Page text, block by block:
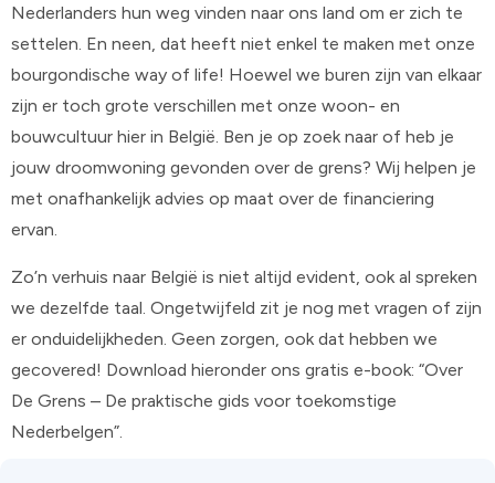
Nederlanders hun weg vinden naar ons land om er zich te
settelen. En neen, dat heeft niet enkel te maken met onze
bourgondische way of life! Hoewel we buren zijn van elkaar
zijn er toch grote verschillen met onze woon- en
bouwcultuur hier in België. Ben je op zoek naar of heb je
jouw droomwoning gevonden over de grens? Wij helpen je
met onafhankelijk advies op maat over de financiering
ervan.
Zo’n verhuis naar België is niet altijd evident, ook al spreken
we dezelfde taal. Ongetwijfeld zit je nog met vragen of zijn
er onduidelijkheden. Geen zorgen, ook dat hebben we
gecovered! Download hieronder ons gratis e-book: “Over
De Grens – De praktische gids voor toekomstige
Nederbelgen”.